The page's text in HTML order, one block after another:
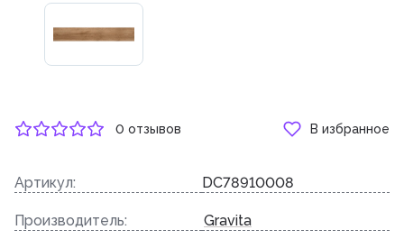
0 отзывов В избранное
Артикул: DC78910008
Производитель: Gravita